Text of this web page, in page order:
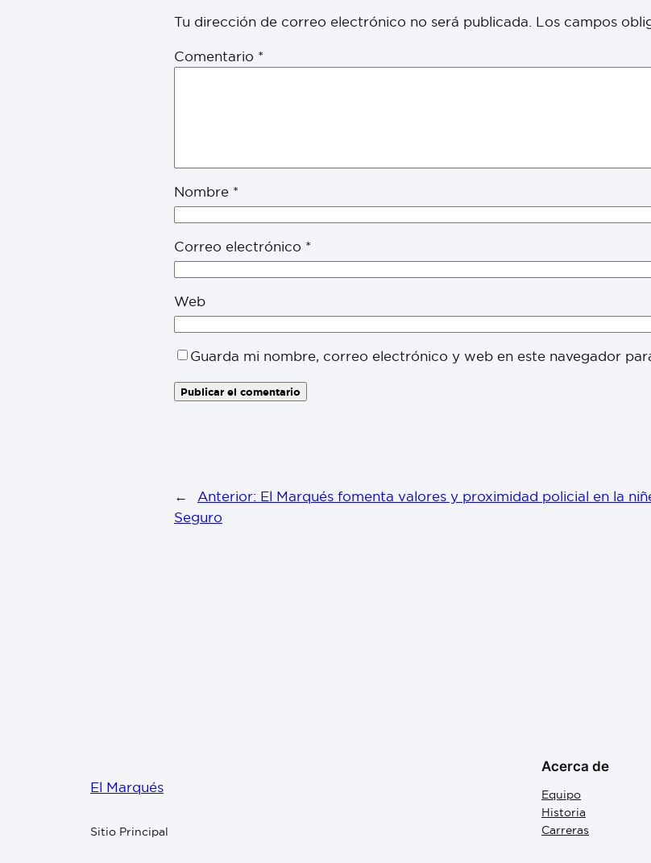
Tu dirección de correo electrónico no será publicada. Los campos
Comentario *
Nombre *
Correo electrónico *
Web
Guarda mi nombre, correo electrónico y web en este navegador
← Anterior: El Marqués fomenta valores y proximidad policial en la
Seguro
El Marqués
Sitio Principal
Acerca de
Equipo
Historia
Carreras